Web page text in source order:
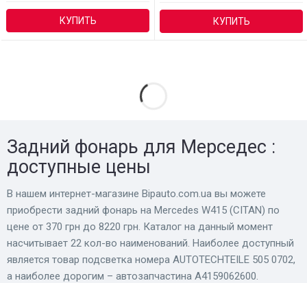
КУПИТЬ КУПИТЬ
Задний фонарь для Мерседес :
доступные цены
В нашем интернет-магазине Bіpauto.com.ua вы можете
приобрести задний фонарь на Mercedes W415 (CITAN) по
цене от 370 грн до 8220 грн. Каталог на данный момент
насчитывает 22 кол-во наименований. Наиболее доступный
является товар подсветка номера AUTOTECHTEILE 505 0702,
а наиболее дорогим – автозапчастина A4159062600.